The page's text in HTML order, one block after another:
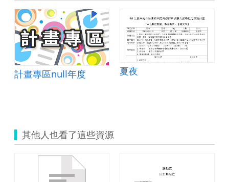
計畫專區null年度
夏夜
其他人也看了這些資源